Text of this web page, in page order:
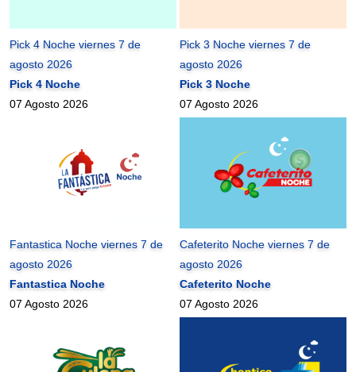
Pick 4 Noche viernes 7 de
agosto 2026
Pick 4 Noche
07 Agosto 2026
Pick 3 Noche viernes 7 de
agosto 2026
Pick 3 Noche
07 Agosto 2026
Fantastica Noche viernes 7 de
agosto 2026
Fantastica Noche
07 Agosto 2026
Cafeterito Noche viernes 7 de
agosto 2026
Cafeterito Noche
07 Agosto 2026